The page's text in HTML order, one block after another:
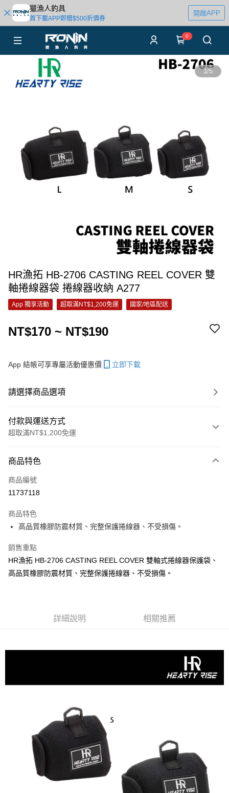
獵漁人釣具
首下載APP即贈$500折價券
開啟APP
0
1/5
HR漁拓 HB-2706 CASTING REEL COVER 雙
軸捲線器袋 捲線器收納 A277
App 獨享活動 超取滿NT$1,200免運 國家/地區配送
NT$170 ~ NT$190
App 結帳可享專屬活動優惠價 立即下載
請選擇商品選項
付款與運送方式
超取滿NT$1,200免運
信用卡一次付款
信用卡分期付款
合作金庫商業銀行
華南商業銀行
彰化商業銀行
國泰世華商業銀行
臺灣中小企業銀行
台中商業銀行
匯豐（台灣）商業銀行
華泰商業銀行
台新國際商業銀行
中國信託商業銀行
超商取貨付款
街口支付
悠遊付
【大哥付你分期使用說明】
流程，驗證手機門號後，選擇欲分期的期數、繳款截止日，確認付款後即完
3.實際核准額度、可分期數及費用金額請依後續交易確認頁面所載為準。
4.訂單成立30分鐘內，如未前往確認交易或遇審核未通過，訂單將自動取
消。如遇「轉專審核」未通過狀況，表示未達大哥付你分期系統評分，恕無
1.分期款項不併入電信帳單，「大哥付你分期」於每月結算日後寄送繳費提
2.透過簡訊連結打開帳單後，可選擇「超商條碼／台灣大直營門市／銀行轉
帳／街口支付／iPASS MONEY」等通路繳費。
【注意事項】
1.本服務係由「台灣大哥大股份有限公司」（以下簡稱本公司）所提供，讓
用戶於交易時，得透過本服務購買商品或服務，並由商店將買賣／分期付款
買賣價金債權讓與本公司後，依約使用本公司帳單繳交帳款。
AFTEE先享後付是「在收到商品之後才付款」的支付方式。 讓您購物簡單
【「AFTEE先享後付」結帳流程】
１．於結帳方式選擇「AFTEE先享後付」後，將跳轉至「AFTEE先享後付」
結帳頁面，進行簡訊認證並確認金額後，即可完成結帳。
２．訂單成立數日內，您將收到繳費通知簡訊。
３．收到繳費通知簡訊後14天內，點擊此簡訊中的連結，可透過四大超商／
ATM／網路銀行／等多元方式進行付款，方視為交易完成。
※ 請注意：結帳手續完成當下不需立刻繳費，但若您需要取消訂單，請聯絡
購買商品的店家。未經商家同意取消之訂單仍視為有效，需透過AFTEE先享
全家取貨付款
每筆NT$60，滿NT$1,200(含以上)免運費
付款後全家取貨
每筆NT$60，滿NT$1,200(含以上)免運費
商品特色
商品編號
11737118
商品特色
高品質橡膠防震材質、完整保護捲線器、不受損傷。
銷售重點
HR漁拓 HB-2706 CASTING REEL COVER 雙軸式捲線器保護袋、
高品質橡膠防震材質、完整保護捲線器、不受損傷。
詳細說明 相關推薦